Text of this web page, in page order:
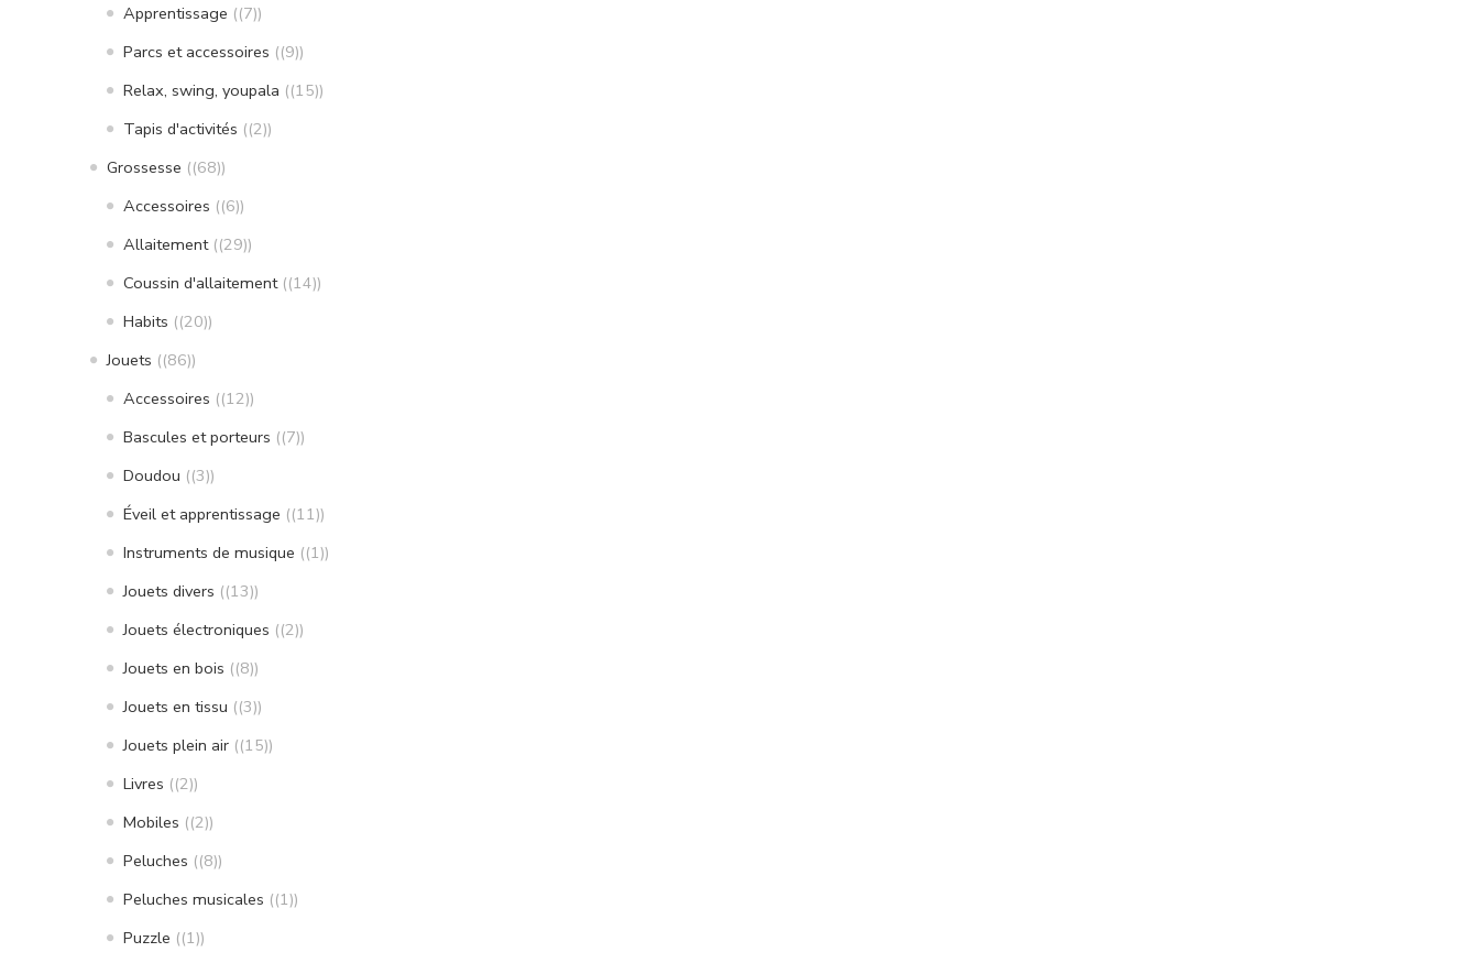
Apprentissage (7)
Parcs et accessoires (9)
Relax, swing, youpala (15)
Tapis d'activités (2)
Grossesse (68)
Accessoires (6)
Allaitement (29)
Coussin d'allaitement (14)
Habits (20)
Jouets (86)
Accessoires (12)
Bascules et porteurs (7)
Doudou (3)
Éveil et apprentissage (11)
Instruments de musique (1)
Jouets divers (13)
Jouets électroniques (2)
Jouets en bois (8)
Jouets en tissu (3)
Jouets plein air (15)
Livres (2)
Mobiles (2)
Peluches (8)
Peluches musicales (1)
Puzzle (1)